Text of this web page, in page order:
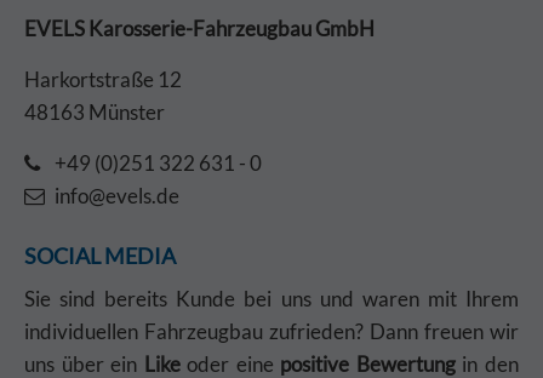
EVELS Karosserie-Fahrzeugbau GmbH
Harkortstraße 12
48163 Münster
+49 (0)251 322 631 - 0
info@evels.de
SOCIAL MEDIA
Sie sind bereits Kunde bei uns und waren mit Ihrem
individuellen Fahrzeugbau zufrieden? Dann freuen wir
uns über ein Likeoder eine positive Bewertungin den